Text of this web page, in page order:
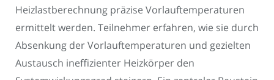
Heizlastberechnung präzise Vorlauftemperaturen
ermittelt werden. Teilnehmer erfahren, wie sie durch
Absenkung der Vorlauftemperaturen und gezielten
Austausch ineffizienter Heizkörper den